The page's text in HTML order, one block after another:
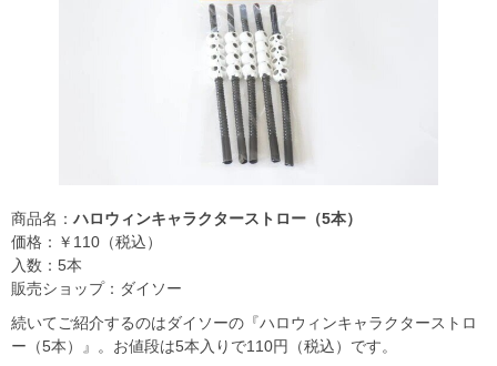
商品名： ハロウィンキャラクターストロー（5本）
価格：￥110（税込）
入数：5本
販売ショップ：ダイソー
続いてご紹介するのはダイソーの『ハロウィンキャラクターストロ
ー（5本）』。お値段は5本入りで110円（税込）です。